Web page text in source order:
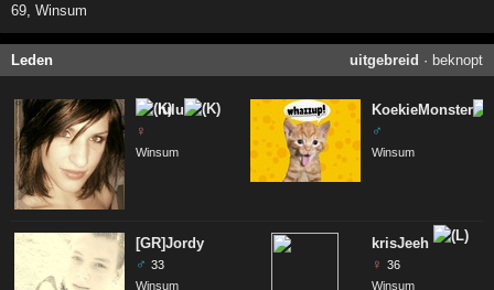
69,Winsum
Leden uitgebreid · beknopt
lulu
♀
Winsum
[GR]Jordy
♂ 33
Winsum
KoekieMonster
♂
Winsum
krisJeeh
♀ 36
Winsum